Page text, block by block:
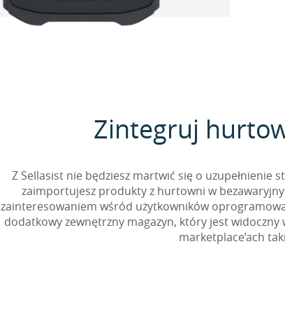
Zintegruj
Z Sellasist nie będziesz martwić się o
zaimportujesz produkty z hurtowni w
zainteresowaniem wśród użytkowników
dodatkowy zewnętrzny magazyn, który jest
marketplace’ach